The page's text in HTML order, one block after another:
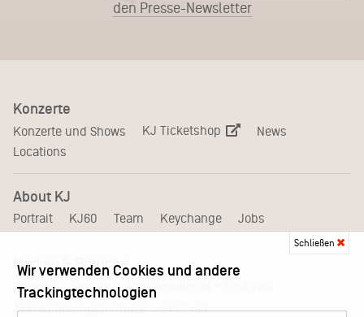
den Presse-Newsletter
Konzerte
Konzerte und Shows KJ Ticketshop
News
Locations
About KJ
Portrait KJ60 Team Keychange Jobs
Medien & Branche
Booking Presse
Pressematerial – Festivals
Akkreditierungsformular – Festivals
Schließen
Wir verwenden Cookies und andere
Trackingtechnologien